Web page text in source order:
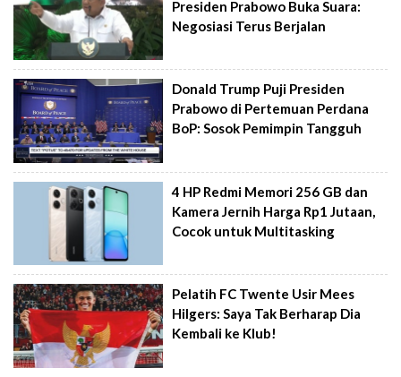
Presiden Prabowo Buka Suara:
Negosiasi Terus Berjalan
Donald Trump Puji Presiden
Prabowo di Pertemuan Perdana
BoP: Sosok Pemimpin Tangguh
4 HP Redmi Memori 256 GB dan
Kamera Jernih Harga Rp1 Jutaan,
Cocok untuk Multitasking
Pelatih FC Twente Usir Mees
Hilgers: Saya Tak Berharap Dia
Kembali ke Klub!